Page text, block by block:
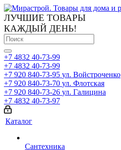
ЛУЧШИЕ ТОВАРЫ
КАЖДЫЙ ДЕНЬ!
+7 4832 40-73-99
+7 4832 40-73-99
+7 920 840-73-95 ул. Войстроченко
+7 920 840-73-70 ул. Флотская
+7 920 840-73-26 ул. Галицина
+7 4832 40-73-97
Каталог
Сантехника